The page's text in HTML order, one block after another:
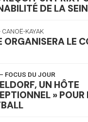
DE LA
KAYAK
ORGANISERA LE
FOCUS DU JOUR
UN HÔTE
» POUR